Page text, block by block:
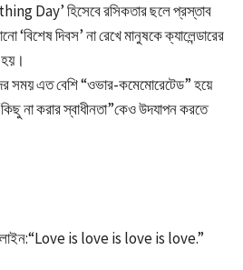
Day’ হিসেবে রসিকতার ছলে প্রস্তাব
দিবস’ না রেখে মানুষকে ক্যালেন্ডারের
সময় এত বেশি “ওভার-কমেমোরেটেড” হয়ে
না করার স্বাধীনতা”কেও উদযাপন করতে
লাইন:“Love is love is love is love.”